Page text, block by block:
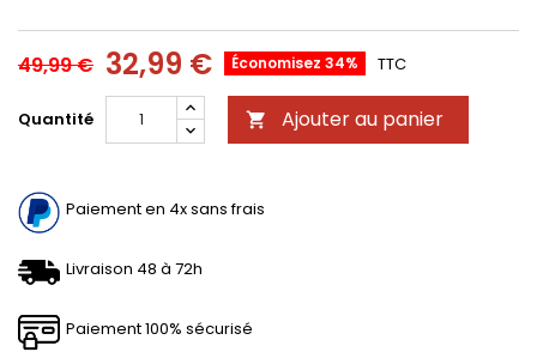
49,99 € 32,99 € Économisez 34% TTC
Quantité  Ajouter au panier
Paiement en 4x sans frais
Livraison 48 à 72h
Paiement 100% sécurisé